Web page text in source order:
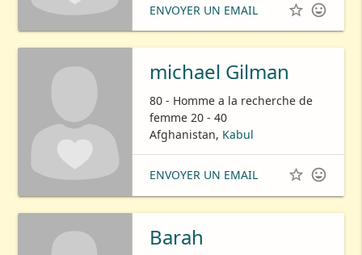
ENVOYER UN EMAIL  
michael Gilman
80 - Homme a la recherche de
femme 20 - 40
Afghanistan, Kabul
ENVOYER UN EMAIL  
Barah